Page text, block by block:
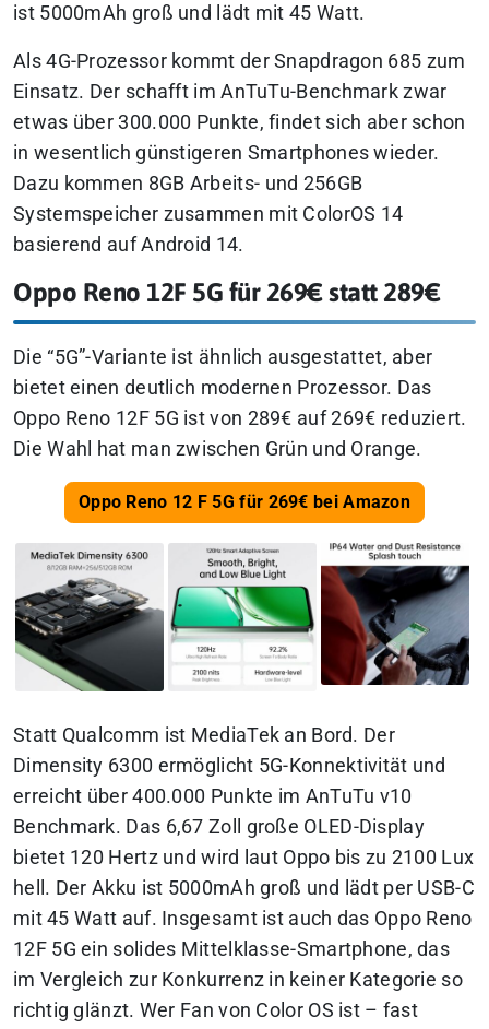
ist 5000mAh groß und lädt mit 45 Watt.
Als 4G-Prozessor kommt der Snapdragon 685 zum
Einsatz. Der schafft im AnTuTu-Benchmark zwar
etwas über 300.000 Punkte, findet sich aber schon
in wesentlich günstigeren Smartphones wieder.
Dazu kommen 8GB Arbeits- und 256GB
Systemspeicher zusammen mit ColorOS 14
basierend auf Android 14.
Oppo Reno 12F 5G für 269€ statt 289€
Die “5G”-Variante ist ähnlich ausgestattet, aber
bietet einen deutlich modernen Prozessor. Das
Oppo Reno 12F 5G ist von 289€ auf 269€ reduziert.
Die Wahl hat man zwischen Grün und Orange.
Oppo Reno 12 F 5G für 269€ bei Amazon
Statt Qualcomm ist MediaTek an Bord. Der
Dimensity 6300 ermöglicht 5G-Konnektivität und
erreicht über 400.000 Punkte im AnTuTu v10
Benchmark. Das 6,67 Zoll große OLED-Display
bietet 120 Hertz und wird laut Oppo bis zu 2100 Lux
hell. Der Akku ist 5000mAh groß und lädt per USB-C
mit 45 Watt auf. Insgesamt ist auch das Oppo Reno
12F 5G ein solides Mittelklasse-Smartphone, das
im Vergleich zur Konkurrenz in keiner Kategorie so
richtig glänzt. Wer Fan von Color OS ist – fast